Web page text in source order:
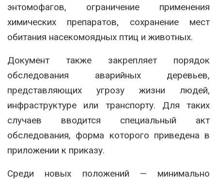
энтомофагов, ограничение применения
химических препаратов, сохранение мест
обитания насекомоядных птиц и животных.
Документ также закрепляет порядок
обследования аварийных деревьев,
представляющих угрозу жизни людей,
инфраструктуре или транспорту. Для таких
случаев вводится специальный акт
обследования, форма которого приведена в
приложении к приказу.
Среди новых положений — минимально